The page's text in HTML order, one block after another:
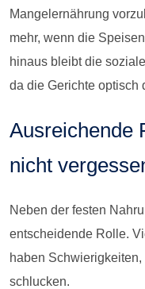
Mangelernährung
mehr, wenn die
hinaus bleibt die
da die Gerichte optisch
Ausreichende
nicht
Neben der festen
entscheidende Rolle.
haben
schlucken.